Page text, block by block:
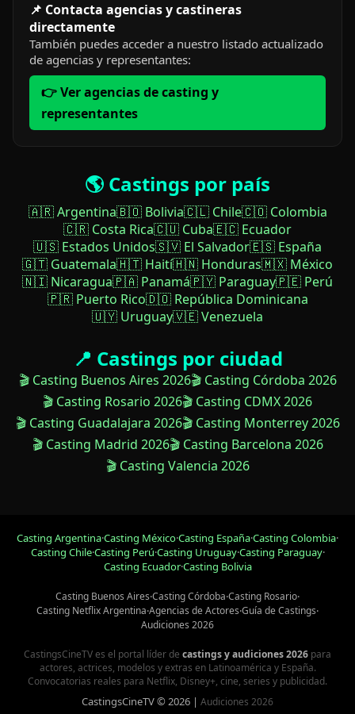
📌 Contacta agencias y castineras
directamente
También puedes acceder a nuestro listado actualizado
de agencias y representantes:
👉 Ver agencias de casting y
representantes
🌎 Castings por país
🇦🇷 Argentina🇧🇴 Bolivia🇨🇱 Chile🇨🇴 Colombia
🇨🇷 Costa Rica🇨🇺 Cuba🇪🇨 Ecuador
🇺🇸 Estados Unidos🇸🇻 El Salvador🇪🇸 España
🇬🇹 Guatemala🇭🇹 Haití🇭🇳 Honduras🇲🇽 México
🇳🇮 Nicaragua🇵🇦 Panamá🇵🇾 Paraguay🇵🇪 Perú
🇵🇷 Puerto Rico🇩🇴 República Dominicana
🇺🇾 Uruguay🇻🇪 Venezuela
📍 Castings por ciudad
🎬 Casting Buenos Aires 2026🎬 Casting Córdoba 2026
🎬 Casting Rosario 2026🎬 Casting CDMX 2026
🎬 Casting Guadalajara 2026🎬 Casting Monterrey 2026
🎬 Casting Madrid 2026🎬 Casting Barcelona 2026
🎬 Casting Valencia 2026
Casting Argentina·Casting México·Casting España·Casting Colombia·
Casting Chile·Casting Perú·Casting Uruguay·Casting Paraguay·
Casting Ecuador·Casting Bolivia
Casting Buenos Aires·Casting Córdoba·Casting Rosario·
Casting Netflix Argentina·Agencias de Actores·Guía de Castings·
Audiciones 2026
CastingsCineTV es el portal líder de castings y audiciones 2026 para
actores, actrices, modelos y extras en Latinoamérica y España.
Convocatorias reales para Netflix, Disney+, cine, series y publicidad.
CastingsCineTV © 2026 | Audiciones 2026